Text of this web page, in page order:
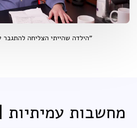
"הילדה שהייתי הצליחה
מחשבות